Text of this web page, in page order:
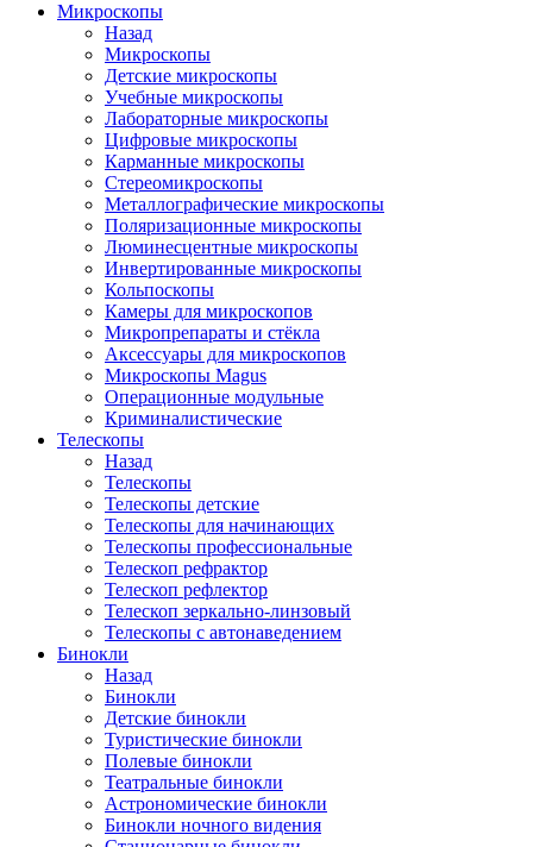
Микроскопы
Назад
Микроскопы
Детские микроскопы
Учебные микроскопы
Лабораторные микроскопы
Цифровые микроскопы
Карманные микроскопы
Стереомикроскопы
Металлографические микроскопы
Поляризационные микроскопы
Люминесцентные микроскопы
Инвертированные микроскопы
Кольпоскопы
Камеры для микроскопов
Микропрепараты и стёкла
Аксессуары для микроскопов
Микроскопы Magus
Операционные модульные
Криминалистические
Телескопы
Назад
Телескопы
Телескопы детские
Телескопы для начинающих
Телескопы профессиональные
Телескоп рефрактор
Телескоп рефлектор
Телескоп зеркально-линзовый
Телескопы с автонаведением
Бинокли
Назад
Бинокли
Детские бинокли
Туристические бинокли
Полевые бинокли
Театральные бинокли
Астрономические бинокли
Бинокли ночного видения